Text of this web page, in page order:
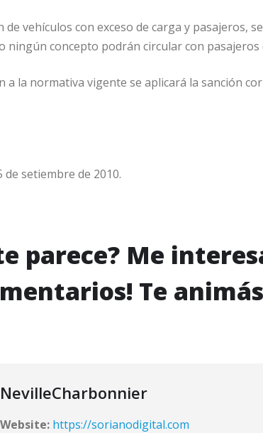
de vehículos con exceso de carga y pasajeros,
ningún concepto podrán circular con
a la normativa vigente se aplicará la sanción
de setiembre de 2010.
parece? Me
Te
NevilleCharbonnier
Website: https://sorianodigital.com